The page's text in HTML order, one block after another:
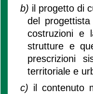
b) il progetto di
del
costruzioni e
strutture e
prescrizioni
territoriale e
c) il contenuto